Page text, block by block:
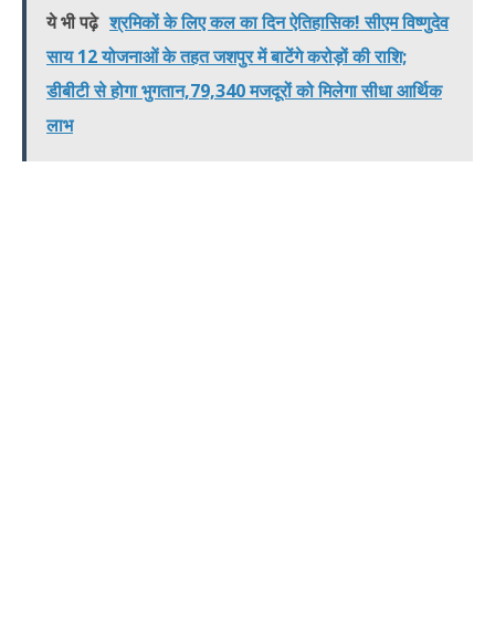
ये भी पढ़े श्रमिकों के लिए कल का दिन ऐतिहासिक! सीएम विष्णुदेव
साय 12 योजनाओं के तहत जशपुर में बाटेंगे करोड़ों की राशि;
डीबीटी से होगा भुगतान,79,340 मजदूरों को मिलेगा सीधा आर्थिक
लाभ